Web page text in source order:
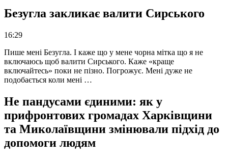
Безугла закликає валити Сирського
16:29
Пише мені Безугла. І каже що у мене чорна мітка що я не
включаюсь щоб валити Сирського. Каже «краще
включайтесь» поки не пізно. Погрожує. Мені дуже не
подобається коли мені …
Не пандусами єдиними: як у
прифронтових громадах Харківщини
та Миколаївщини змінювали підхід до
допомоги людям